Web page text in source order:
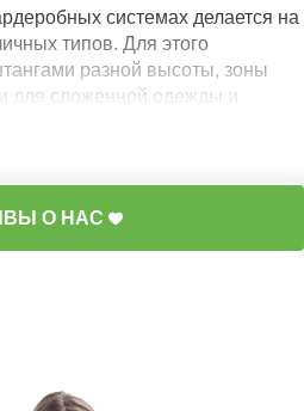
системах делается на
типов. Для этого
разной высоты, зоны
для сложенной одежды и
аксессуаров. Такое
использовать
гардероб по сезонам,
обеспечивая высокий
одежды различных категорий.
О НАС